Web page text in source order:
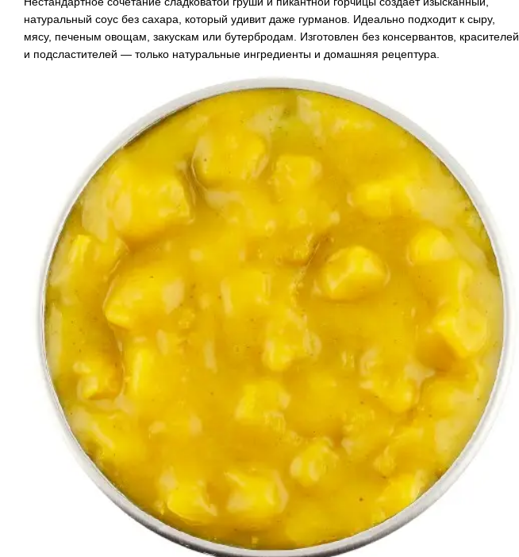
натуральный соус без сахара, который удивит даже гурманов. Идеально подходит к сыру,
мясу, печеным овощам, закускам или бутербродам. Изготовлен без консервантов, красителей
и подсластителей — только натуральные ингредиенты и домашняя рецептура.